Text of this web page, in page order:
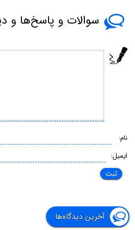
سوالات و پاسخ‌ها و
نام:
ایمیل:
آخرین دیدگاه‌ها